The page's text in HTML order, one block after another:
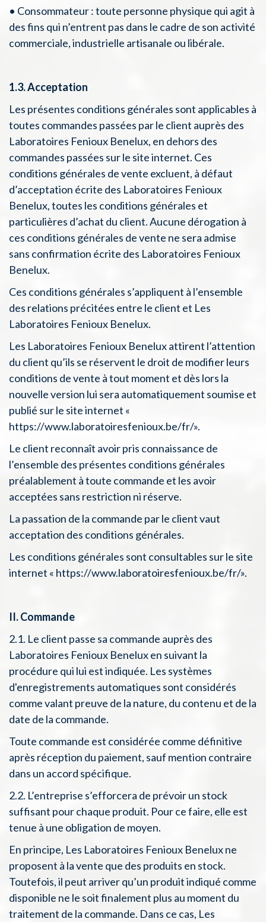
• Consommateur : toute personne physique qui agit à
des fins qui n’entrent pas dans le cadre de son activité
commerciale, industrielle artisanale ou libérale.
1.3. Acceptation
Les présentes conditions générales sont applicables à
toutes commandes passées par le client auprès des
Laboratoires Fenioux Benelux, en dehors des
commandes passées sur le site internet. Ces
conditions générales de vente excluent, à défaut
d’acceptation écrite des Laboratoires Fenioux
Benelux, toutes les conditions générales et
particulières d’achat du client. Aucune dérogation à
ces conditions générales de vente ne sera admise
sans confirmation écrite des Laboratoires Fenioux
Benelux.
Ces conditions générales s’appliquent à l’ensemble
des relations précitées entre le client et Les
Laboratoires Fenioux Benelux.
Les Laboratoires Fenioux Benelux attirent l’attention
du client qu’ils se réservent le droit de modifier leurs
conditions de vente à tout moment et dès lors la
nouvelle version lui sera automatiquement soumise et
publié sur le site internet «
https://www.laboratoiresfenioux.be/fr/».
Le client reconnaît avoir pris connaissance de
l’ensemble des présentes conditions générales
préalablement à toute commande et les avoir
acceptées sans restriction ni réserve.
La passation de la commande par le client vaut
acceptation des conditions générales.
Les conditions générales sont consultables sur le site
internet « https://www.laboratoiresfenioux.be/fr/».
II. Commande
2.1. Le client passe sa commande auprès des
Laboratoires Fenioux Benelux en suivant la
procédure qui lui est indiquée. Les systèmes
d'enregistrements automatiques sont considérés
comme valant preuve de la nature, du contenu et de la
date de la commande.
Toute commande est considérée comme définitive
après réception du paiement, sauf mention contraire
dans un accord spécifique.
2.2. L’entreprise s’efforcera de prévoir un stock
suffisant pour chaque produit. Pour ce faire, elle est
tenue à une obligation de moyen.
En principe, Les Laboratoires Fenioux Benelux ne
proposent à la vente que des produits en stock.
Toutefois, il peut arriver qu’un produit indiqué comme
disponible ne le soit finalement plus au moment du
traitement de la commande. Dans ce cas, Les